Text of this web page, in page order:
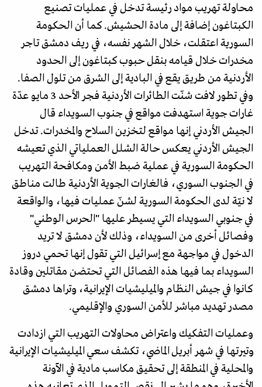
محاولة تهريب مواد رئيسة تدخل في عمليات تصنيع
الكبتاغون إضافة إلى مادة الحشيش. كما أن الحكومة
السورية اعتقلت، خلال الشهر نفسه، في ريف دمشق تاجر
مخدرات خلال قيامه بنقل حبوب كبتاغون إلى الحدود
الأردنية من طريق يقع في البادية إلى الشرق من تلول الصفا.
وفي تطور لافت شنّت الطائرات الأردنية فجر الأحد 3 مايو عدّة
غارات جوية استهدفت مواقع في جنوب السويداء قال
الجيش الأردني إنها مواقع لتخزين السلاح والمخدرات. تدخل
الجيش الأردني يعكس حالة الشلل العملياتي الذي تعيشه
الحكومة السورية في عملية ضبط الأمن ومكافحة التهريب
في الجنوب السوري، فالغارات الجوية الأردنية طالت مناطق
لا نيّة لدى الحكومة السورية لشنّ عمليات فيها، والواقعة
في جنوبي السويداء التي يسيطر عليها "الحرس الوطني"
وفصائل أخرى من السويداء، وذلك لأن دمشق لا تريد
الدخول في مواجهة مع إسرائيل التي تقول إنها تحمي دروز
السويداء بما فيها هذه الفصائل التي تحتضن مقاتلين وقادة
كانوا في جيش النظام والميليشيات الإيرانية، وتراها دمشق
مصدر تهديد مباشر للأمن السوري والإقليمي.
وعمليات التفكيك واعتراض محاولات التهريب التي ازدادت
وتيرتها في شهر أبريل الماضي، تكشف سعي الميليشيات الإيرانية
والمحلية في المنطقة إلى تحقيق مكاسب مادية في الآونة